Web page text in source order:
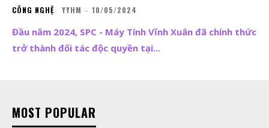
CÔNG NGHỆ YYHM - 10/05/2024
Đầu năm 2024, SPC - Máy Tính Vĩnh Xuân đã chính thức
trở thành đối tác độc quyền tại...
MOST POPULAR